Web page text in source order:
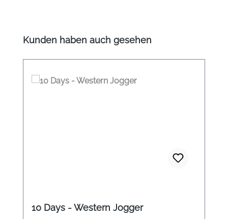
Produktgalerie überspringen
Kunden haben auch gesehen
10 Days - Western Jogger